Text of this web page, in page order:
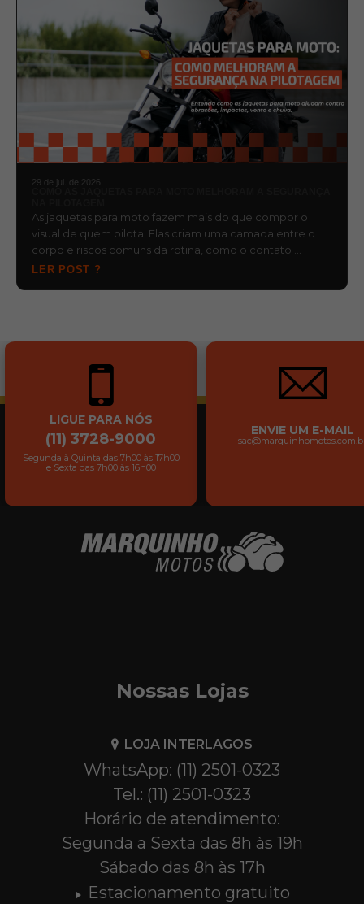
29 de jul. de 2026
As jaquetas para moto fazem mais do que compor o
visual de quem pilota. Elas criam uma camada entre o
corpo e riscos comuns da rotina, como o contato …
LER POST ?
LIGUE PARA NÓS
(11) 3728-9000
Segunda à Quinta das 7h00 às 17h00
e Sexta das 7h00 às 16h00
ENVIE UM E-MAIL
Nossas Lojas
LOJA INTERLAGOS
WhatsApp: (11) 2501-0323
Tel.: (11) 2501-0323
Horário de atendimento:
Segunda a Sexta das 8h às 19h
Sábado das 8h às 17h
Estacionamento gratuito